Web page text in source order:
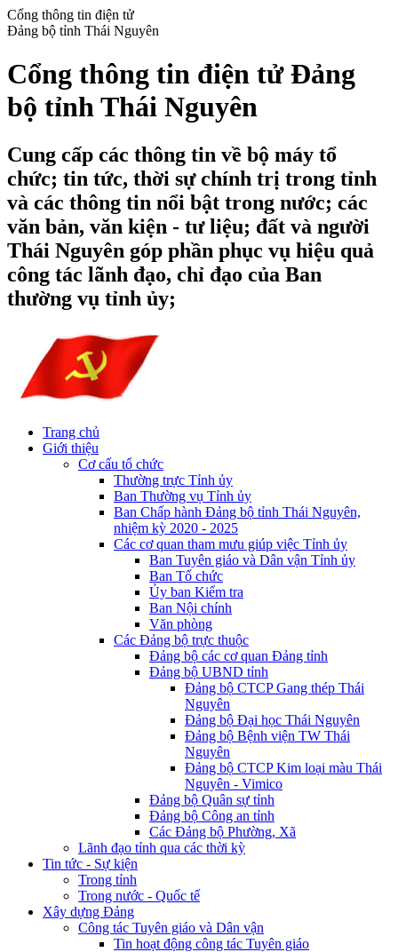
Cổng thông tin điện tử
Đảng bộ tỉnh Thái Nguyên
Cổng thông tin điện tử Đảng
bộ tỉnh Thái Nguyên
Cung cấp các thông tin về bộ máy tổ
chức; tin tức, thời sự chính trị trong tỉnh
và các thông tin nổi bật trong nước; các
văn bản, văn kiện - tư liệu; đất và người
Thái Nguyên góp phần phục vụ hiệu quả
công tác lãnh đạo, chỉ đạo của Ban
thường vụ tỉnh ủy;
Trang chủ
Giới thiệu
Cơ cấu tổ chức
Thường trực Tỉnh ủy
Ban Thường vụ Tỉnh ủy
Ban Chấp hành Đảng bộ tỉnh Thái Nguyên,
nhiệm kỳ 2020 - 2025
Các cơ quan tham mưu giúp việc Tỉnh ủy
Ban Tuyên giáo và Dân vận Tỉnh ủy
Ban Tổ chức
Ủy ban Kiểm tra
Ban Nội chính
Văn phòng
Các Đảng bộ trực thuộc
Đảng bộ các cơ quan Đảng tỉnh
Đảng bộ UBND tỉnh
Đảng bộ CTCP Gang thép Thái
Nguyên
Đảng bộ Đại học Thái Nguyên
Đảng bộ Bệnh viện TW Thái
Nguyên
Đảng bộ CTCP Kim loại màu Thái
Nguyên - Vimico
Đảng bộ Quân sự tỉnh
Đảng bộ Công an tỉnh
Các Đảng bộ Phường, Xã
Lãnh đạo tỉnh qua các thời kỳ
Tin tức - Sự kiện
Trong tỉnh
Trong nước - Quốc tế
Xây dựng Đảng
Công tác Tuyên giáo và Dân vận
Tin hoạt động công tác Tuyên giáo